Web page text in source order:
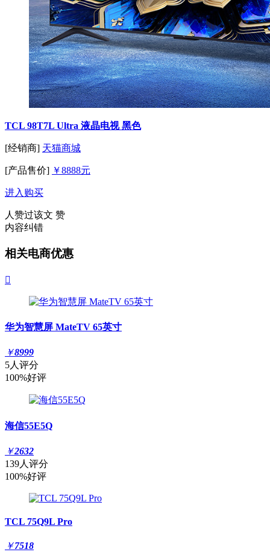
TCL 98T7L Ultra 液晶电视 黑色
[经销商] 天猫商城
[产品售价] ￥8888元
进入购买
人赞过该文 赞
内容纠错
相关电商优惠

华为智慧屏 MateTV 65英寸
￥8999
5人评分
100%好评
海信55E5Q
￥2632
139人评分
100%好评
TCL 75Q9L Pro
￥7518